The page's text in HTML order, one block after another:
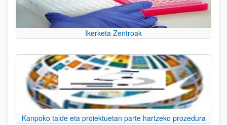
Ikerketa Zentroak
Kanpoko talde eta proiektuetan parte hartzeko prozedura